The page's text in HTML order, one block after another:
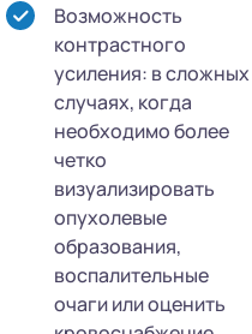
Возможность
контрастного
усиления: в сложных
случаях, когда
необходимо более
четко
визуализировать
опухолевые
образования,
воспалительные
очаги или оценить